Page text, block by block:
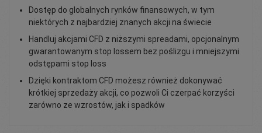
Dostęp do globalnych rynków finansowych, w tym
niektórych z najbardziej znanych akcji na świecie
Handluj akcjami CFD z niższymi spreadami, opcjonalnym
gwarantowanym stop lossem bez poślizgu i mniejszymi
odstępami stop loss
Dzięki kontraktom CFD możesz również dokonywać
krótkiej sprzedaży akcji, co pozwoli Ci czerpać korzyści
zarówno ze wzrostów, jak i spadków